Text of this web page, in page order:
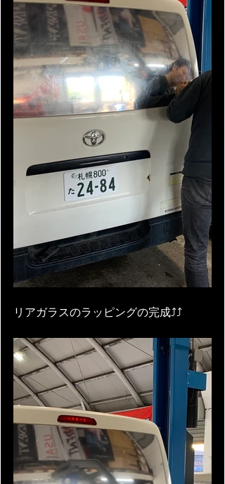
リアガラスのラッピングの完成⤴⤴